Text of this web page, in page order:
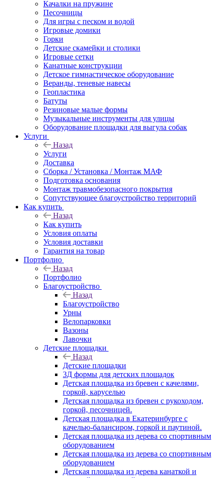
Качалки на пружине
Песочницы
Для игры с песком и водой
Игровые домики
Горки
Детские скамейки и столики
Игровые сетки
Канатные конструкции
Детское гимнастическое оборудование
Веранды, теневые навесы
Геопластика
Батуты
Резиновые малые формы
Музыкальные инструменты для улицы
Оборудование площадки для выгула собак
Услуги
Назад
Услуги
Доставка
Сборка / Установка / Монтаж МАФ
Подготовка основания
Монтаж травмобезопасного покрытия
Сопутствующее благоустройство территорий
Как купить
Назад
Как купить
Условия оплаты
Условия доставки
Гарантия на товар
Портфолио
Назад
Портфолио
Благоустройство
Назад
Благоустройство
Урны
Велопарковки
Вазоны
Лавочки
Детские площадки
Назад
Детские площадки
3Д формы для детских площадок
Детская площадка из бревен с качелями,
горкой, каруселью
Детская площадка из бревен с рукоходом,
горкой, песочницей.
Детская площадка в Екатеринбурге с
качелью-балансиром, горкой и паутиной.
Детская площадка из дерева со спортивным
оборудованием
Детская площадка из дерева со спортивным
оборудованием
Детская площадка из дерева канаткой и